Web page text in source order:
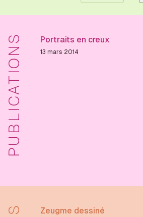
PUBLICATIONS Portraits en creux
13 mars 2014
Zeugme dessiné